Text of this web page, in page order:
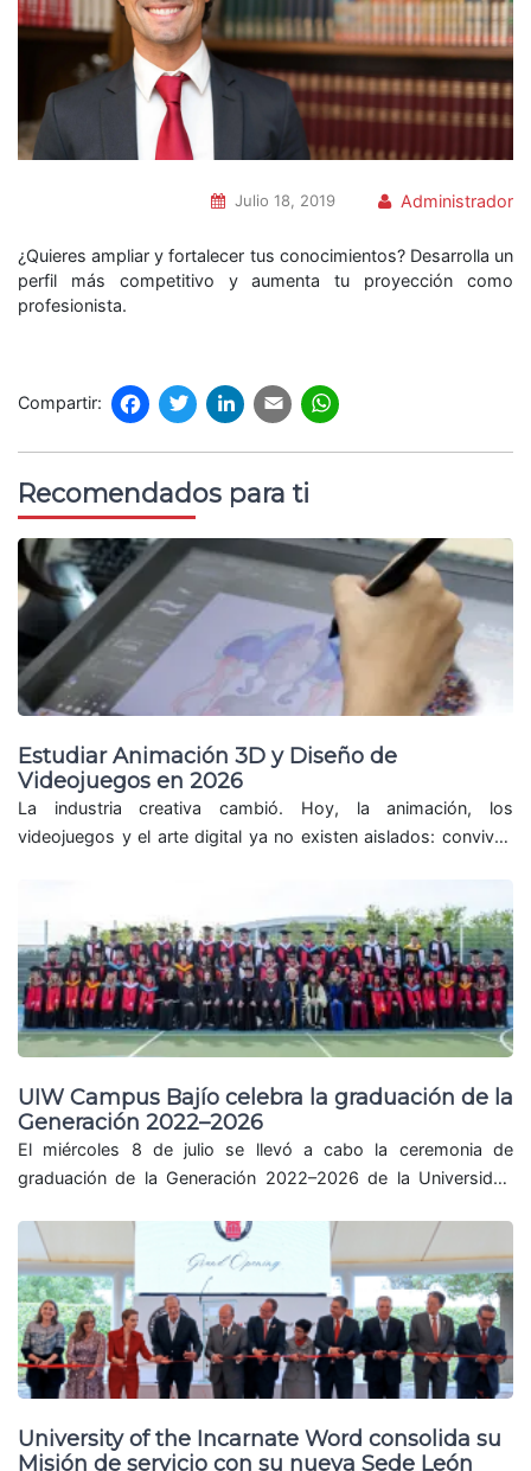
Julio 18, 2019 Administrador
¿Quieres ampliar y fortalecer tus conocimientos? Desarrolla un
perfil más competitivo y aumenta tu proyección como
profesionista.
Compartir:
Facebook
Twitter
LinkedIn
Email
WhatsApp
Recomendados para ti
Estudiar Animación 3D y Diseño de
Videojuegos en 2026
La industria creativa cambió. Hoy, la animación, los
videojuegos y el arte digital ya no existen aislados: conviven
UIW Campus Bajío celebra la graduación de la
Generación 2022–2026
El miércoles 8 de julio se llevó a cabo la ceremonia de
graduación de la Generación 2022–2026 de la Universidad
University of the Incarnate Word consolida su
Misión de servicio con su nueva Sede León